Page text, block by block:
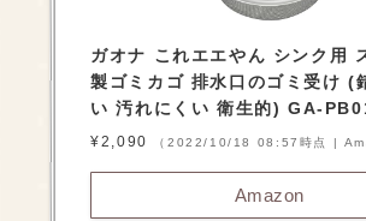
ガオナ これエエやん シンク用
製ゴミカゴ 排水口のゴミ受け (
い 汚れにくい 衛生的) GA-
¥2,090 （2022/10/18 08:57時点 |
Amazon